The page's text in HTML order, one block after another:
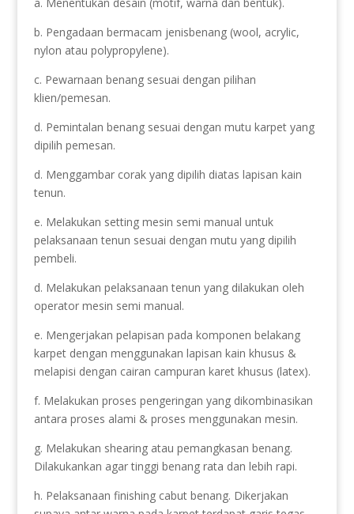
b. Pengadaan bermacam jenisbenang (wool, acrylic,
nylon atau polypropylene).
c. Pewarnaan benang sesuai dengan pilihan
klien/pemesan.
d. Pemintalan benang sesuai dengan mutu karpet yang
dipilih pemesan.
d. Menggambar corak yang dipilih diatas lapisan kain
tenun.
e. Melakukan setting mesin semi manual untuk
pelaksanaan tenun sesuai dengan mutu yang dipilih
pembeli.
d. Melakukan pelaksanaan tenun yang dilakukan oleh
operator mesin semi manual.
e. Mengerjakan pelapisan pada komponen belakang
karpet dengan menggunakan lapisan kain khusus &
melapisi dengan cairan campuran karet khusus (latex).
f. Melakukan proses pengeringan yang dikombinasikan
antara proses alami & proses menggunakan mesin.
g. Melakukan shearing atau pemangkasan benang.
Dilakukankan agar tinggi benang rata dan lebih rapi.
h. Pelaksanaan finishing cabut benang. Dikerjakan